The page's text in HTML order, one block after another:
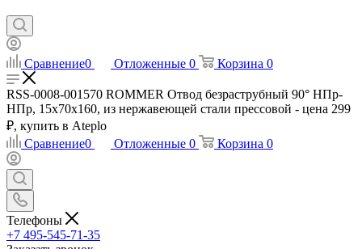
Сравнение0 Отложенные 0 Корзина 0
RSS-0008-001570 ROMMER Отвод безраструбный 90° НПр-
НПр, 15х70х160, из нержавеющей стали прессовой - цена 299
₽, купить в Ateplo
Сравнение0 Отложенные 0 Корзина 0
Телефоны
+7 495-545-71-35